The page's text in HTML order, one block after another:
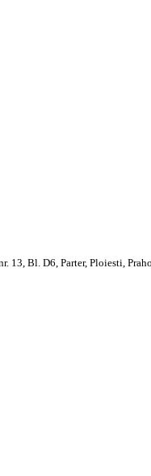
13, Bl. D6, Parter, Ploiesti,